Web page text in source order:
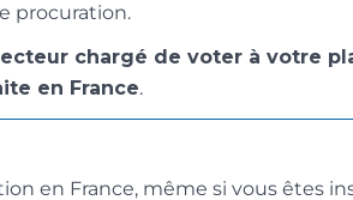
procuration.
chargé de voter à votre
en France.
en France, même si vous êtes